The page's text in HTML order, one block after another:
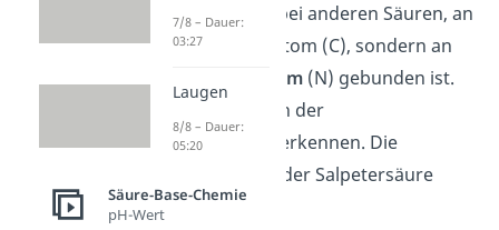
OOH) nicht wie bei anderen Säuren, an
ein Kohlenstoffatom (C), sondern an
Stickstoffatom (N) gebunden ist.
Das kannst du an der
Strukturformel
erkennen. Die
der Salpetersäure
lautet HNO
7/8 – Dauer:
03:27
Laugen
8/8 – Dauer:
05:20
Säure-Base-Chemie
pH-Wert